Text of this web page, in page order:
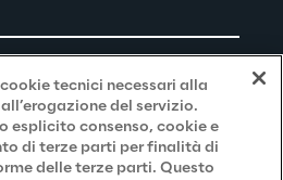
tecnici necessari alla
del servizio.
esplicito consenso, cookie e
di terze parti per finalità di
delle terze parti. Questo